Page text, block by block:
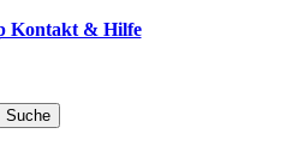
Kontakt & Hilfe
Suche